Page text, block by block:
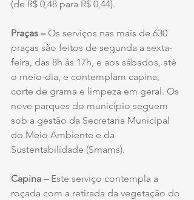
(de R$ 0,48 para R$ 0,44).
Praças – Os serviços nas mais de 630
praças são feitos de segunda a sexta-
feira, das 8h às 17h, e aos sábados, até
o meio-dia, e contemplam capina,
corte de grama e limpeza em geral. Os
nove parques do município seguem
sob a gestão da Secretaria Municipal
do Meio Ambiente e da
Sustentabilidade (Smams).
Capina – Este serviço contempla a
roçada com a retirada da vegetação do